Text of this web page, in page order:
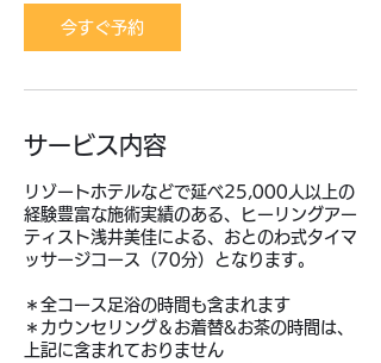
今すぐ予約
サービス内容
リゾートホテルなどで延べ25,000人以上の
経験豊富な施術実績のある、ヒーリングアー
ティスト浅井美佳による、おとのわ式タイマ
ッサージコース（70分）となります。
＊全コース足浴の時間も含まれます
＊カウンセリング＆お着替&お茶の時間は、
上記に含まれておりません